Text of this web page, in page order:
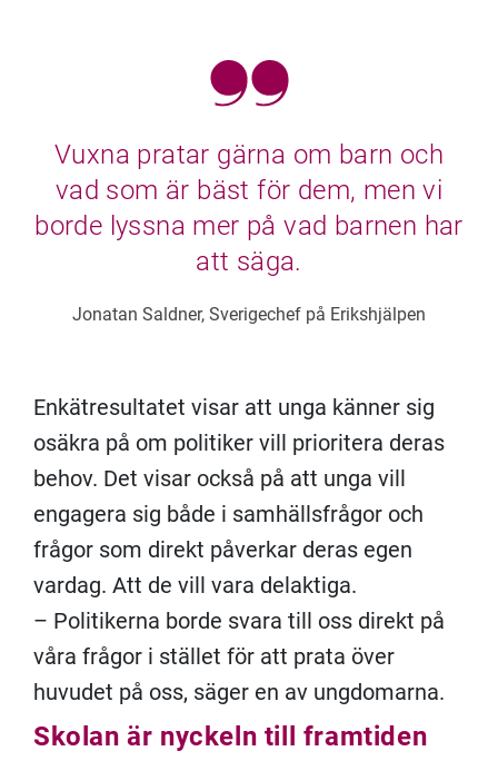
Vuxna pratar gärna om barn och
vad som är bäst för dem, men vi
borde lyssna mer på vad barnen har
att säga.
Jonatan Saldner, Sverigechef på Erikshjälpen
Enkätresultatet visar att unga känner sig
osäkra på om politiker vill prioritera deras
behov. Det visar också på att unga vill
engagera sig både i samhällsfrågor och
frågor som direkt påverkar deras egen
vardag. Att de vill vara delaktiga.
– Politikerna borde svara till oss direkt på
våra frågor i stället för att prata över
huvudet på oss, säger en av ungdomarna.
Skolan är nyckeln till framtiden